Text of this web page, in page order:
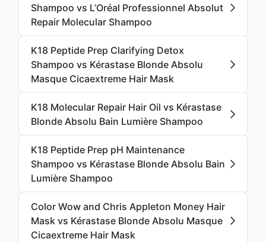
Shampoo vs L’Oréal Professionnel Absolut
Repair Molecular Shampoo
K18 Peptide Prep Clarifying Detox
Shampoo vs Kérastase Blonde Absolu
Masque Cicaextreme Hair Mask
K18 Molecular Repair Hair Oil vs Kérastase
Blonde Absolu Bain Lumière Shampoo
K18 Peptide Prep pH Maintenance
Shampoo vs Kérastase Blonde Absolu Bain
Lumière Shampoo
Color Wow and Chris Appleton Money Hair
Mask vs Kérastase Blonde Absolu Masque
Cicaextreme Hair Mask